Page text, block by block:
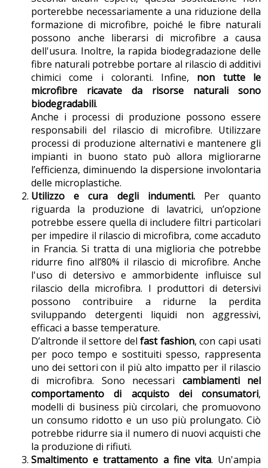
porterebbe necessariamente a una riduzione della
formazione di microfibre, poiché le fibre naturali
possono anche liberarsi di microfibre a causa
dell'usura. Inoltre, la rapida biodegradazione delle
fibre naturali potrebbe portare al rilascio di additivi
chimici come i coloranti. Infine, non tutte le
microfibre ricavate da risorse naturali sono
biodegradabili.
Anche i processi di produzione possono essere
responsabili del rilascio di microfibre. Utilizzare
processi di produzione alternativi e mantenere gli
impianti in buono stato può allora migliorarne
l’efficienza, diminuendo la dispersione involontaria
delle microplastiche.
Utilizzo e cura degli indumenti.Per quanto
riguarda la produzione di lavatrici, un’opzione
potrebbe essere quella di includere filtri particolari
per impedire il rilascio di microfibra, come accaduto
in Francia. Si tratta di una miglioria che potrebbe
ridurre fino all’80% il rilascio di microfibre. Anche
l'uso di detersivo e ammorbidente influisce sul
rilascio della microfibra. I produttori di detersivi
possono contribuire a ridurne la perdita
sviluppando detergenti liquidi non aggressivi,
efficaci a basse temperature.
D’altronde il settore del fast fashion, con capi usati
per poco tempo e sostituiti spesso, rappresenta
uno dei settori con il più alto impatto per il rilascio
di microfibra. Sono necessari cambiamenti nel
comportamento di acquisto dei consumatori,
modelli di business più circolari, che promuovono
un consumo ridotto e un uso più prolungato. Ciò
potrebbe ridurre sia il numero di nuovi acquisti che
la produzione di rifiuti.
Smaltimento e trattamento a fine vita. Un'ampia